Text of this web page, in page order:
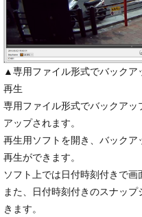
▲専用ファイル形式でバックア
再生
専用ファイル形式でバックア
アップされます。
再生用ソフトを開き、バックア
再生ができます。
ソフト上では日付時刻付きで画
また、日付時刻付きのスナッ
きます。